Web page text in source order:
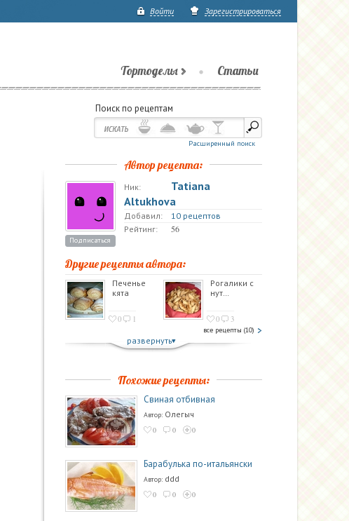
Войти Зарегистрироваться
Тортоделы Статьи
Поиск по рецептам
Расширенный поиск
Автор рецепта:
Подписаться
Ник:
Tatiana
Altukhova
Добавил:
10 рецептов
Рейтинг:
56
Другие рецепты автора:
Печенье
кята
0 1
Рогалики с
нут…
0 3
все рецепты (10)
развернуть
Похожие рецепты:
Свиная отбивная
Автор: Олегыч
0 0 0
Барабулька по-итальянски
Автор: ddd
0 0 0